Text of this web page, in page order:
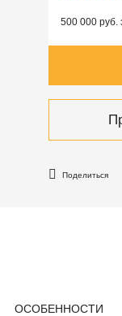
Поделиться
500 000 руб.
ОСОБЕННОСТИ